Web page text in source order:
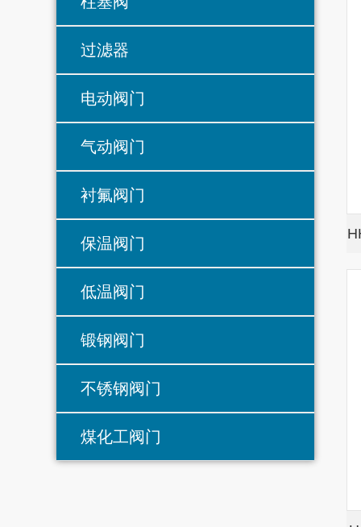
过滤器
电动阀门
气动阀门
衬氟阀门
保温阀门
低温阀门
锻钢阀门
不锈钢阀门
煤化工阀门